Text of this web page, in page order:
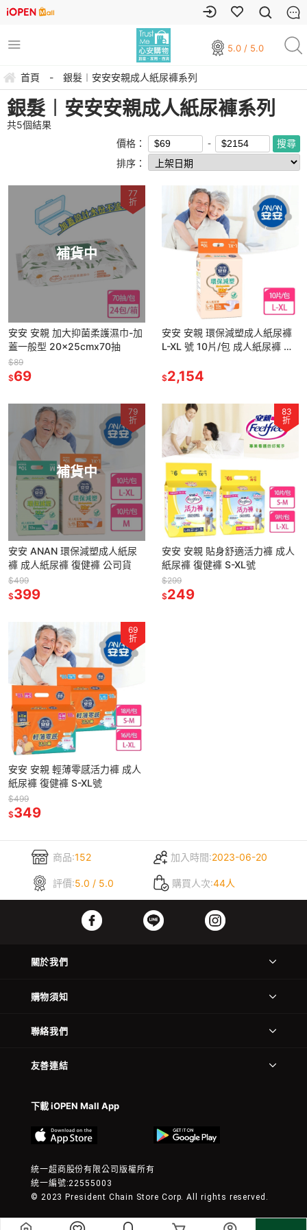
5.0 / 5.0
首頁 - 銀髮︱安安安親成人紙尿褲系列
銀髮︱安安安親成人紙尿褲系列
共5個結果
價格：
排序：
補貨中
77
折
安安 安親 加大抑菌柔護濕巾-加
蓋一般型 20x25cmx70抽
$89
$69
安安 安親 環保減塑成人紙尿褲
L-XL 號 10片/包 成人紙尿褲 復
$2,154
補貨中
79
折
安安 ANAN 環保減塑成人紙尿
褲 成人紙尿褲 復健褲 公司貨
$499
$399
83
折
安安 安親 貼身舒適活力褲 成人
紙尿褲 復健褲 S-XL號
$299
$249
69
折
安安 安親 輕薄零感活力褲 成人
紙尿褲 復健褲 S-XL號
$499
$349
商品:152 加入時間:2023-06-20
評價:5.0 / 5.0 購買人次:44人
關於我們
購物須知
聯絡我們
友善連結
下載 iOPEN Mall App
統一超商股份有限公司版權所有
統一編號:22555003
© 2023 President Chain Store Corp. All rights reserved.